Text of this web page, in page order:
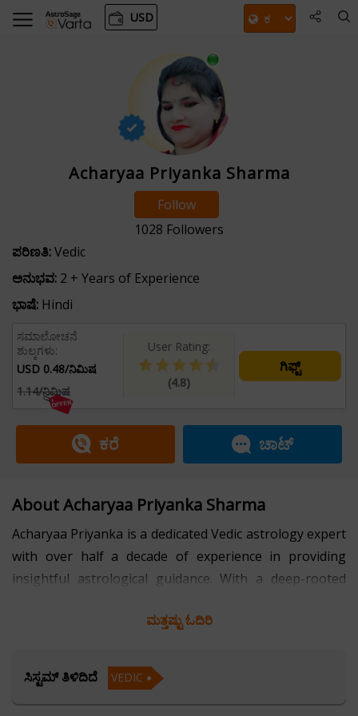
USD
Acharyaa Priyanka Sharma
Follow
1028 Followers
ಪರಿಣತಿ:Vedic
ಅನುಭವ: 2 + Years of Experience
ಭಾಷೆ: Hindi
ಸಮಾಲೋಚನೆ
ಶುಲ್ಕಗಳು:
USD 0.48/ನಿಮಿಷ
1.14/ನಿಮಿಷ
User Rating:
(4.8)
ಗಿಫ್ಟ್
ಕರೆ ಚಾಟ್
About Acharyaa Priyanka Sharma
Acharyaa Priyanka is a dedicated Vedic astrology expert
with over half a decade of experience in providing
insightful astrological guidance. With a deep-rooted
specializes in interpreting planetary positions, chart
celestial bodies and human experiences.
ಮತ್ತಷ್ಟು ಓದಿರಿ
ಸಿಸ್ಟಮ್ ತಿಳಿದಿದೆ VEDIC